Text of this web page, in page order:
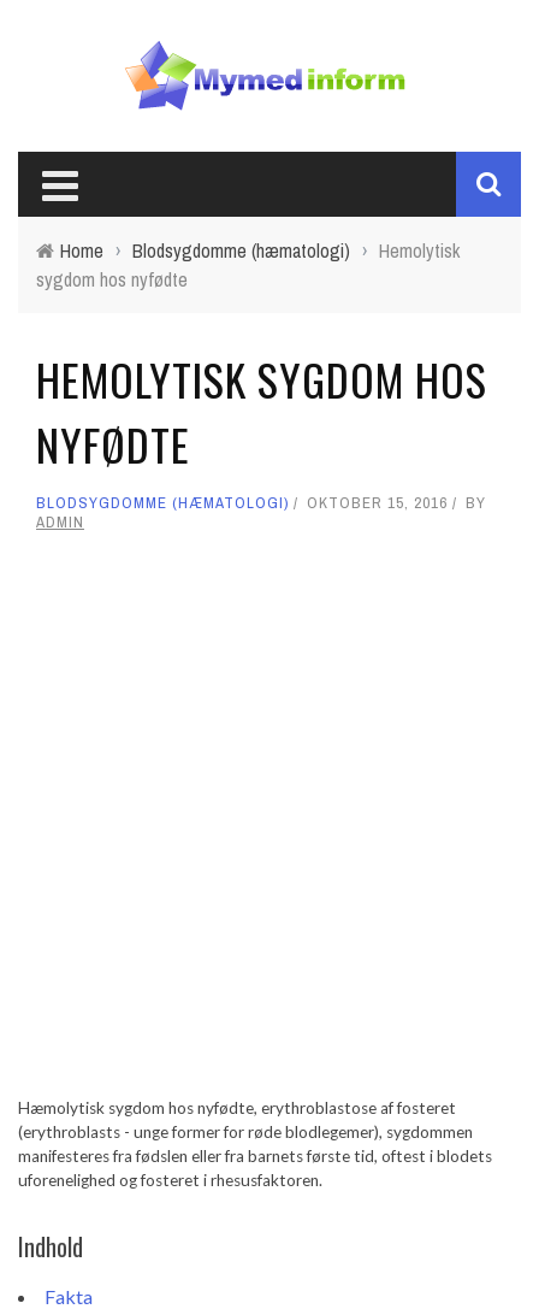
Home › Blodsygdomme (hæmatologi) › Hemolytisk
sygdom hos nyfødte
HEMOLYTISK SYGDOM HOS
NYFØDTE
BLODSYGDOMME (HÆMATOLOGI) OKTOBER 15, 2016
BY
ADMIN
Hæmolytisk sygdom hos nyfødte, erythroblastose af fosteret
(erythroblasts - unge former for røde blodlegemer), sygdommen
manifesteres fra fødslen eller fra barnets første tid, oftest i blodets
uforenelighed og fosteret i rhesusfaktoren.
Indhold
Fakta